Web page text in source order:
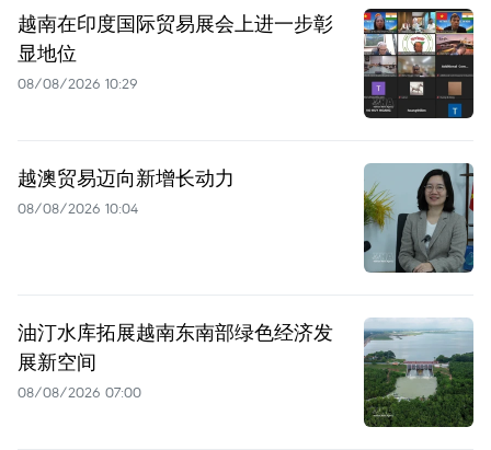
越南在印度国际贸易展会上进一步彰
显地位
08/08/2026 10:29
越澳贸易迈向新增长动力
08/08/2026 10:04
油汀水库拓展越南东南部绿色经济发
展新空间
08/08/2026 07:00